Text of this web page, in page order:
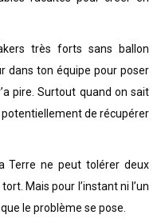
très forts sans ballon
dans ton équipe pour poser
pire. Surtout quand on sait
de récupérer
Terre ne peut tolérer deux
Mais pour l’instant ni l’un
le problème se pose.